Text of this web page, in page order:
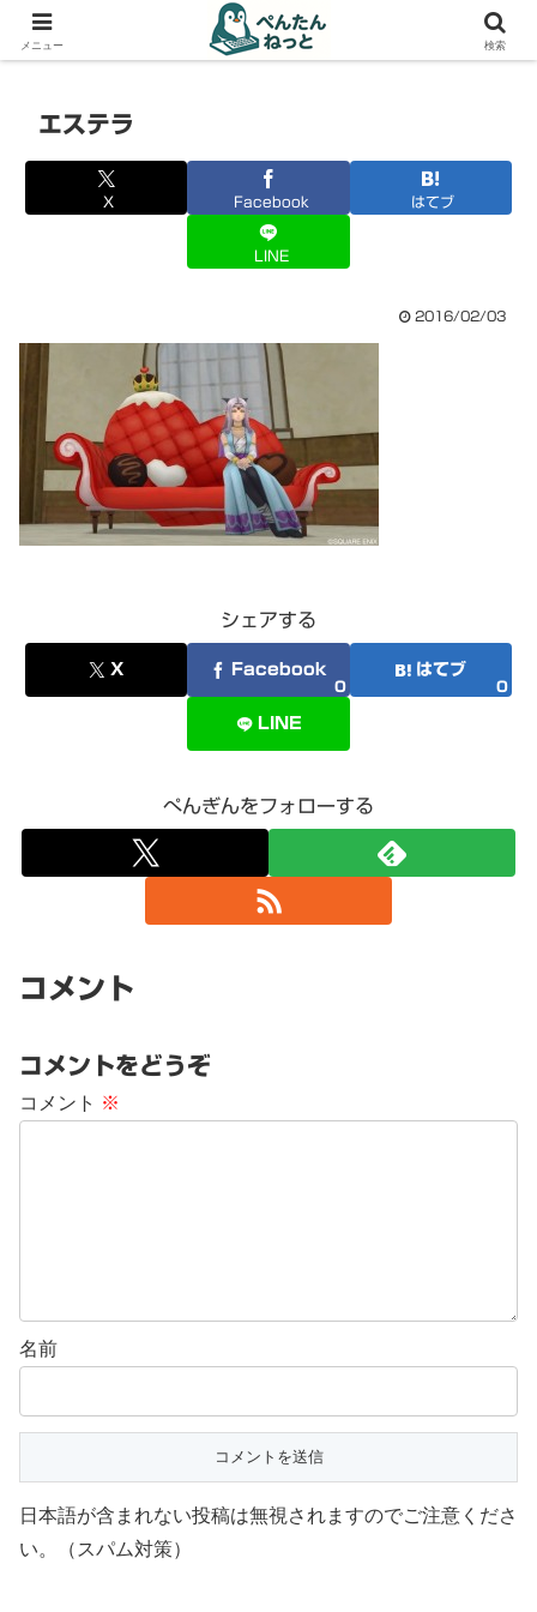
PCやガジェットの備忘録
エステラ
X Facebook はてブ
LINE
2016/02/03
シェアする
X Facebook
0
はてブ
0
LINE
ぺんぎんをフォローする
コメント
コメントをどうぞ
コメント ※
名前
日本語が含まれない投稿は無視されますのでご注意くださ
い。（スパム対策）
メニュー 検索